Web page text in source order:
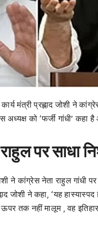
मंत्री प्रह्लाद जोशी ने
अध्यक्ष को ‘फर्जी गांधी’
पर साधा
ने कांग्रेस नेता राहुल गांधी
जोशी ने कहा, ‘यह
तक नहीं मालूम , वह